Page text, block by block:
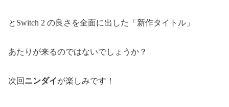
とSwitch 2 の良さを全面に出した「新作タイトル」
あたりが来るのではないでしょうか？
次回 ニンダイが楽しみです！